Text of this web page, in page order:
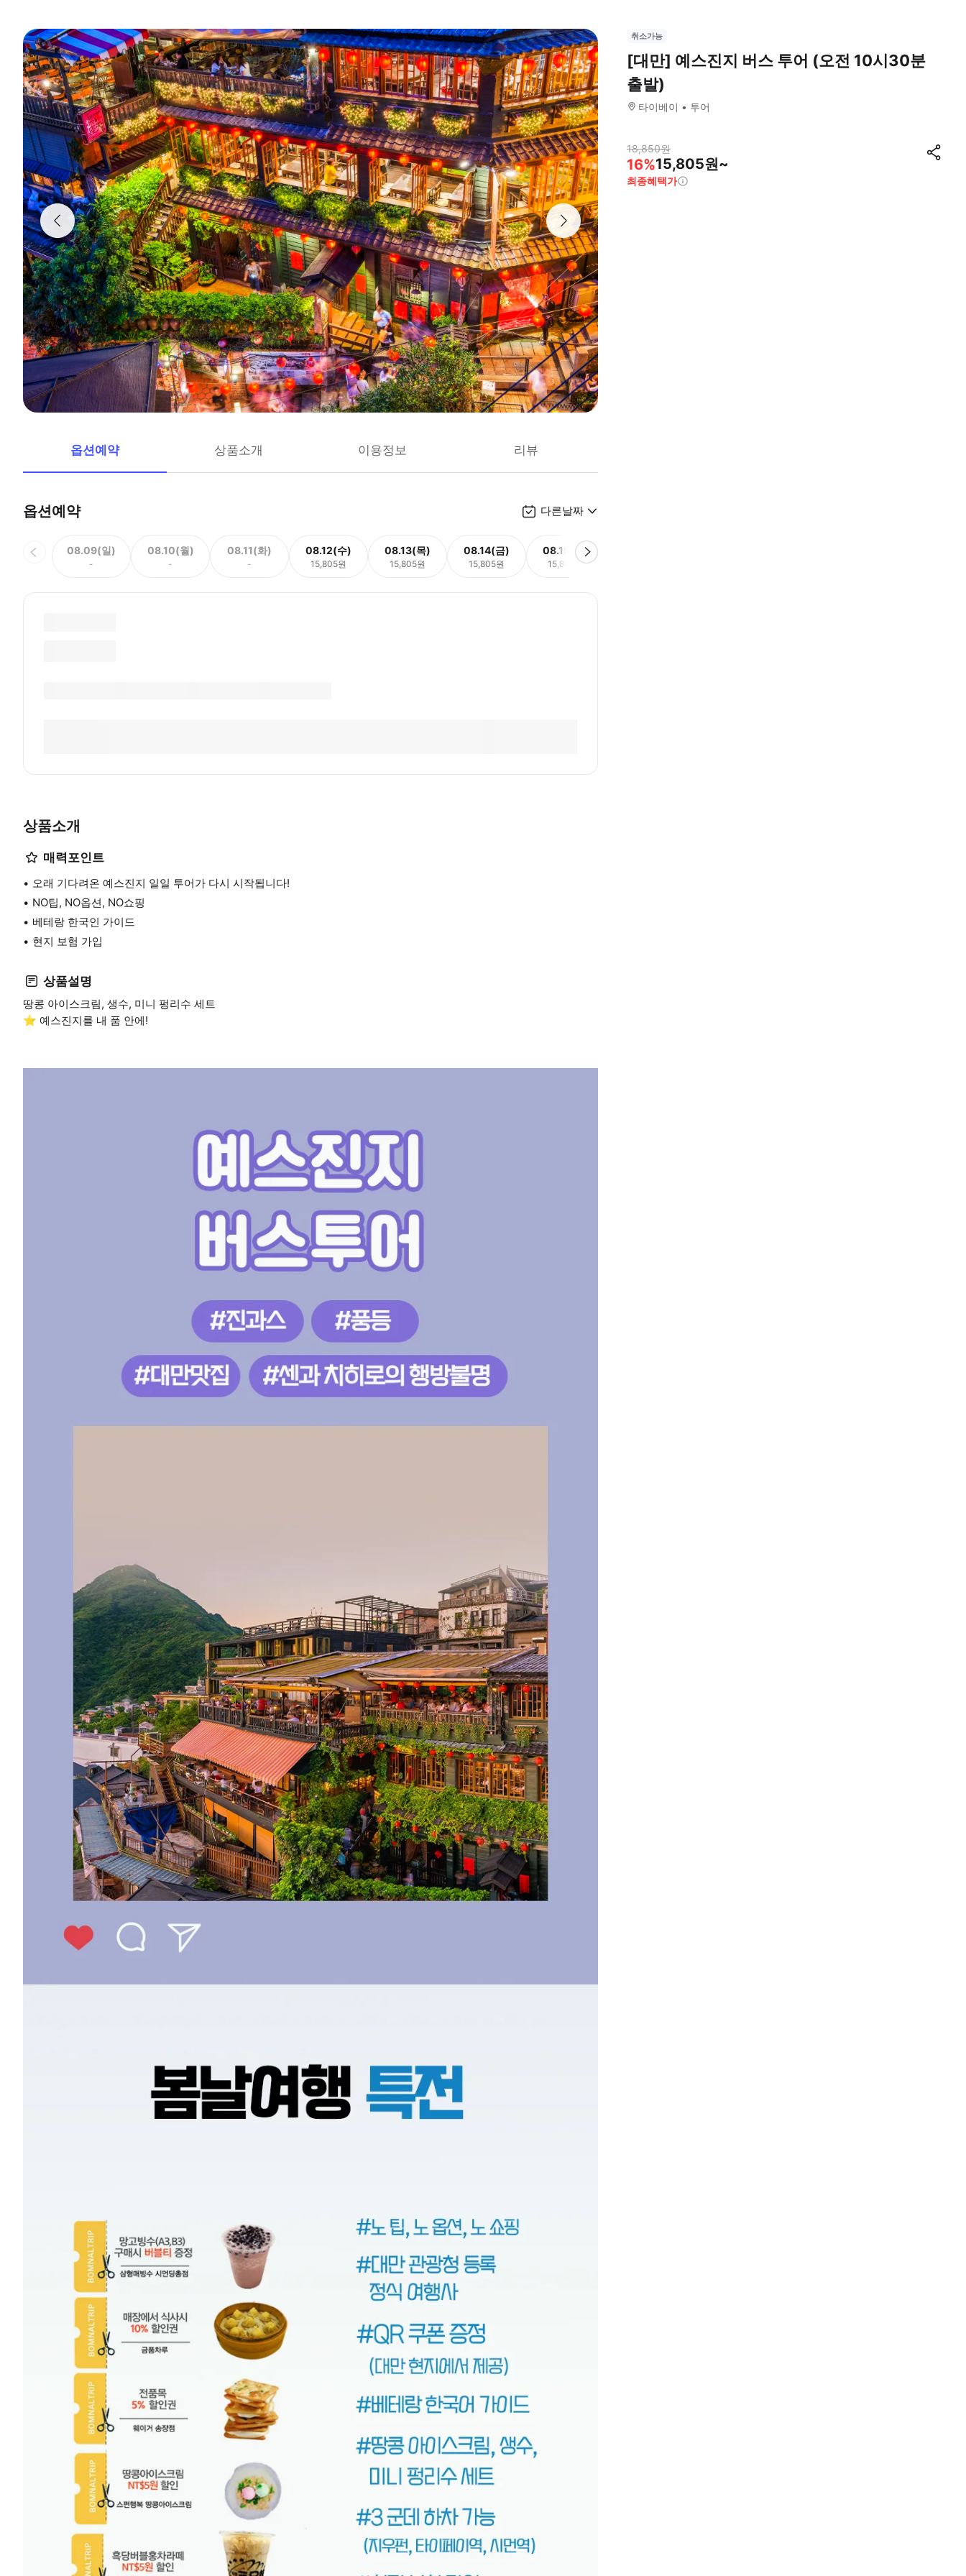
옵션예약 상품소개 이용정보 리뷰
옵션예약 다른날짜
08.09(일)
-
08.10(월)
-
08.11(화)
-
08.12(수)
15,805원
08.13(목)
15,805원
08.14(금)
15,805원
08.15(토)
15,805원
상품소개
매력포인트
오래 기다려온 예스진지 일일 투어가 다시 시작됩니다!
NO팁, NO옵션, NO쇼핑
베테랑 한국인 가이드
현지 보험 가입
상품설명
땅콩 아이스크림, 생수, 미니 펑리수 세트
⭐ 예스진지를 내 품 안에!
취소가능
[대만] 예스진지 버스 투어 (오전 10시30분
출발)
타이베이 투어
18,850원
16%15,805원~
최종혜택가